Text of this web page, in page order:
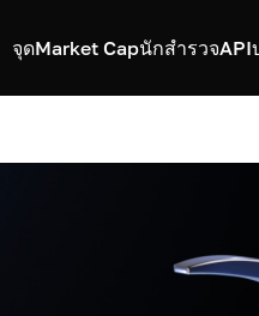
จุดMarket CapนักสำรวจAPI